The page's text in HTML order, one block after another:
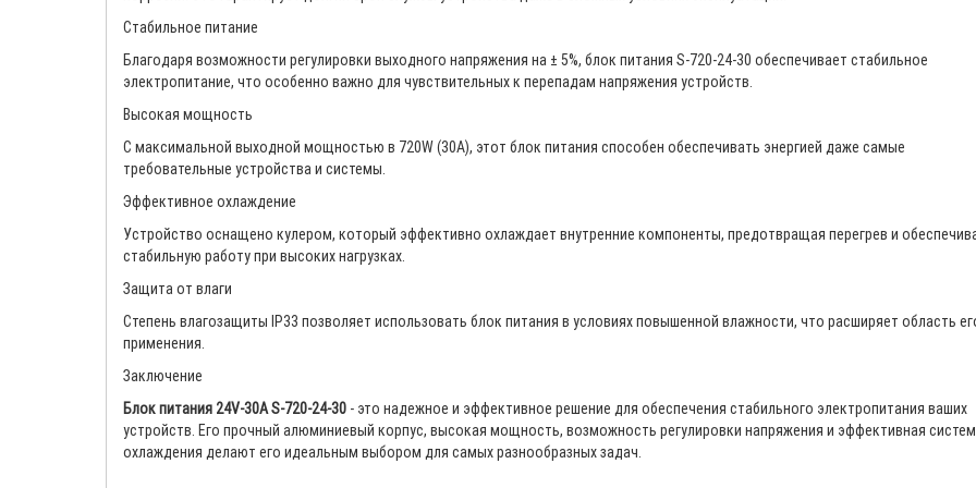
Стабильное питание
Благодаря возможности регулировки выходного напряжения на ± 5%, блок питания S-720-24-30 обеспечивает стабильное
электропитание, что особенно важно для чувствительных к перепадам напряжения устройств.
Высокая мощность
С максимальной выходной мощностью в 720W (30A), этот блок питания способен обеспечивать энергией даже самые
требовательные устройства и системы.
Эффективное охлаждение
Устройство оснащено кулером, который эффективно охлаждает внутренние компоненты, предотвращая перегрев и
стабильную работу при высоких нагрузках.
Защита от влаги
Степень влагозащиты IP33 позволяет использовать блок питания в условиях повышенной влажности, что расширяет область
применения.
Заключение
Блок питания 24V-30A S-720-24-30 - это надежное и эффективное решение для обеспечения стабильного электропитания ваших
устройств. Его прочный алюминиевый корпус, высокая мощность, возможность регулировки напряжения и эффективная
охлаждения делают его идеальным выбором для самых разнообразных задач.